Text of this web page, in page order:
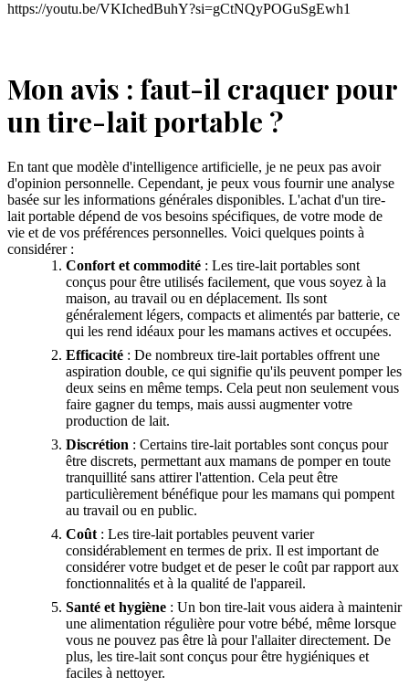
https://youtu.be/VKIchedBuhY?si=gCtNQyPOGuSgEwh1
Mon avis : faut-il craquer pour
un tire-lait portable ?
En tant que modèle d'intelligence artificielle, je ne peux pas avoir
d'opinion personnelle. Cependant, je peux vous fournir une analyse
basée sur les informations générales disponibles. L'achat d'un tire-
lait portable dépend de vos besoins spécifiques, de votre mode de
vie et de vos préférences personnelles. Voici quelques points à
considérer :
Confort et commodité : Les tire-lait portables sont
conçus pour être utilisés facilement, que vous soyez à la
maison, au travail ou en déplacement. Ils sont
généralement légers, compacts et alimentés par batterie, ce
qui les rend idéaux pour les mamans actives et occupées.
Efficacité : De nombreux tire-lait portables offrent une
aspiration double, ce qui signifie qu'ils peuvent pomper les
deux seins en même temps. Cela peut non seulement vous
faire gagner du temps, mais aussi augmenter votre
production de lait.
Discrétion : Certains tire-lait portables sont conçus pour
être discrets, permettant aux mamans de pomper en toute
tranquillité sans attirer l'attention. Cela peut être
particulièrement bénéfique pour les mamans qui pompent
au travail ou en public.
Coût : Les tire-lait portables peuvent varier
considérablement en termes de prix. Il est important de
considérer votre budget et de peser le coût par rapport aux
fonctionnalités et à la qualité de l'appareil.
Santé et hygiène : Un bon tire-lait vous aidera à maintenir
une alimentation régulière pour votre bébé, même lorsque
vous ne pouvez pas être là pour l'allaiter directement. De
plus, les tire-lait sont conçus pour être hygiéniques et
faciles à nettoyer.